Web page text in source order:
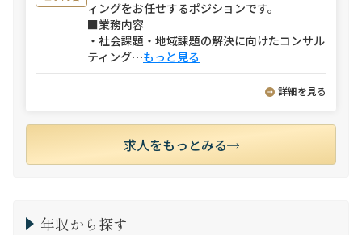
ィングをお任せするポジションです。
■業務内容
・社会課題・地域課題の解決に向けたコンサル
ティング⋯もっと見る
詳細を見る
求人をもっとみる
年収から探す